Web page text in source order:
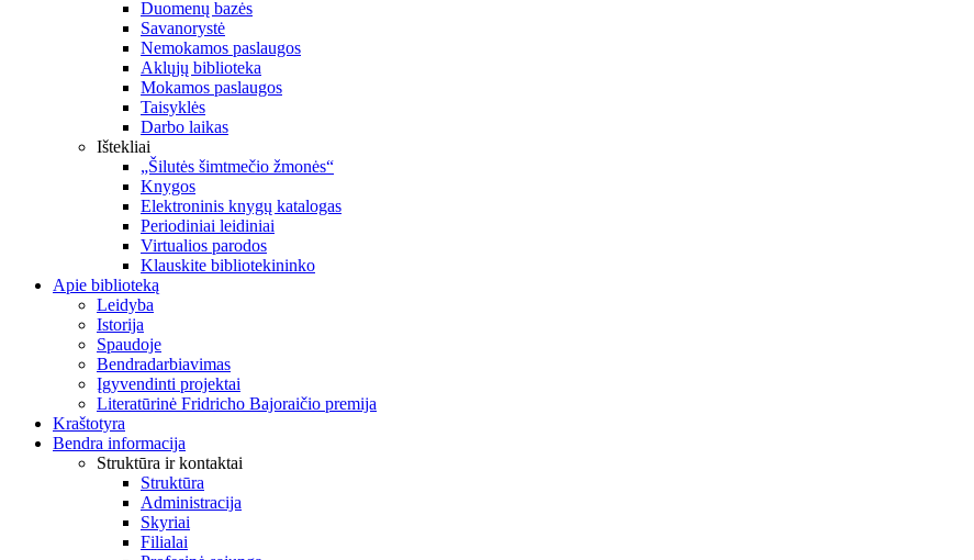
Duomenų bazės
Savanorystė
Nemokamos paslaugos
Aklųjų biblioteka
Mokamos paslaugos
Taisyklės
Darbo laikas
Ištekliai
„Šilutės šimtmečio žmonės“
Knygos
Elektroninis knygų katalogas
Periodiniai leidiniai
Virtualios parodos
Klauskite bibliotekininko
Apie biblioteką
Leidyba
Istorija
Spaudoje
Bendradarbiavimas
Įgyvendinti projektai
Literatūrinė Fridricho Bajoraičio premija
Kraštotyra
Bendra informacija
Struktūra ir kontaktai
Struktūra
Administracija
Skyriai
Filialai